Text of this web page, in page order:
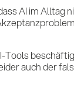
AI im
auch der